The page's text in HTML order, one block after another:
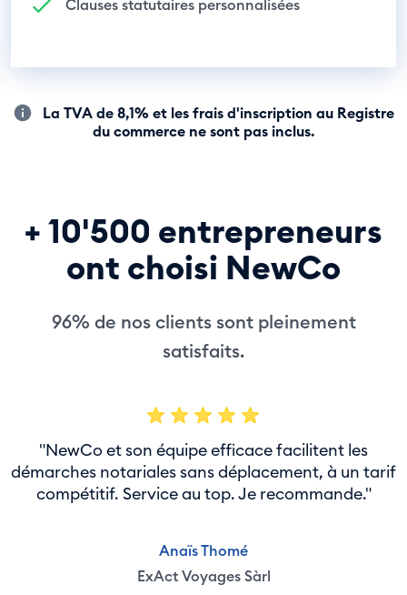
Clauses statutaires personnalisées
La TVA de 8,1% et les frais d'inscription au Registre
du commerce ne sont pas inclus.
+ 10'500 entrepreneurs
ont choisi NewCo
96% de nos clients sont pleinement
satisfaits.
"NewCo et son équipe efficace facilitent les
démarches notariales sans déplacement, à un tarif
compétitif. Service au top. Je recommande."
Anaïs Thomé
ExAct Voyages Sàrl